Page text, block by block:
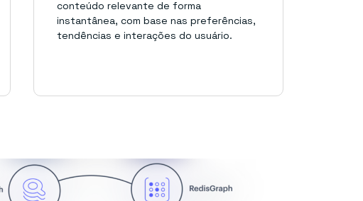
conteúdo relevante de forma
instantânea, com base nas preferências,
tendências e interações do usuário.